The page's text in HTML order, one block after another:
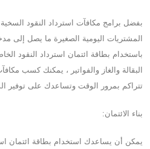
بفضل برامج مكافآت استرداد النقود
المشتريات اليومية الصغيرة ما يصل إلى
باستخدام بطاقة ائتمان استرداد النقود
البقالة والغاز والفواتير ، يمكنك كسب
تتراكم بمرور الوقت وتساعدك على توفير
بناء الائتمان:
يمكن أن يساعدك استخدام بطاقة ائتمان